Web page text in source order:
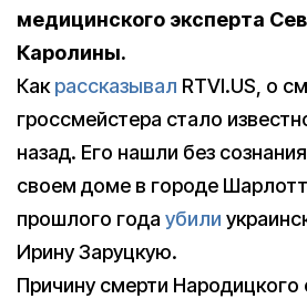
медицинского эксперта
Каролины.
Какрассказывал RTVI.US, о
гроссмейстера стало
назад. Его нашли без
своем доме в городе
прошлого года убили
Ирину Заруцкую.
Причину смерти Народицкого